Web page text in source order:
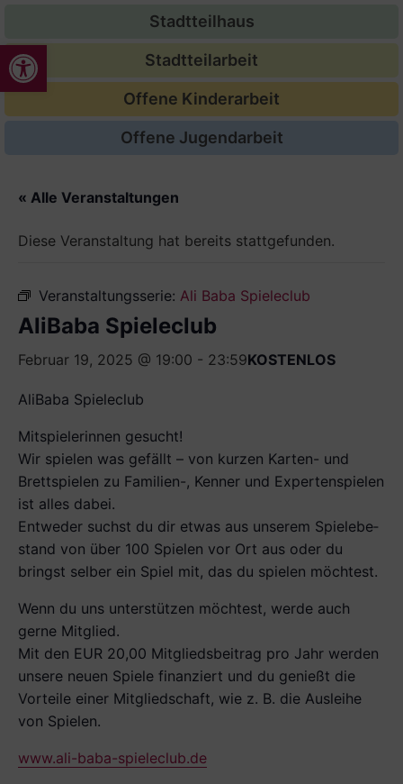
Werkzeugleiste öffnen
Stadtteilhaus
Stadtteilarbeit
Offene Kinderarbeit
Offene Jugendarbeit
« Alle Veranstaltungen
Diese Veranstaltung hat bereits stattgefunden.
Veranstaltungsserie: Ali Baba Spieleclub
AliBaba Spieleclub
Februar 19, 2025 @ 19:00 - 23:59KOSTENLOS
AliBaba Spieleclub
Mitspielerinnen gesucht!
Wir spielen was gefällt – von kurzen Karten- und
Brettspielen zu Familien-, Kenner­ und Expertenspielen
ist alles dabei.
Entweder suchst du dir etwas aus unserem Spielebe­
stand von über 100 Spielen vor Ort aus oder du
bringst selber ein Spiel mit, das du spielen möchtest.
Wenn du uns unterstützen möchtest, werde auch
gerne Mitglied.
Mit den EUR 20,00 Mit­gliedsbeitrag pro Jahr werden
unsere neuen Spiele finanziert und du genießt die
Vorteile einer Mitgliedschaft, wie z. B. die Ausleihe
von Spielen.
www.ali-baba-spieleclub.de